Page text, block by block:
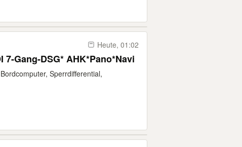
Heute, 01:02
7-Gang-DSG* AHK*Pano*Navi
Sperrdifferential,